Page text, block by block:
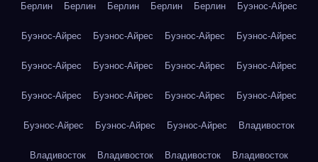
Берлин Берлин Берлин Берлин Берлин Буэнос-Айрес
Буэнос-Айрес Буэнос-Айрес Буэнос-Айрес Буэнос-Айрес
Буэнос-Айрес Буэнос-Айрес Буэнос-Айрес Буэнос-Айрес
Буэнос-Айрес Буэнос-Айрес Буэнос-Айрес Буэнос-Айрес
Буэнос-Айрес Буэнос-Айрес Буэнос-Айрес Владивосток
Владивосток Владивосток Владивосток Владивосток